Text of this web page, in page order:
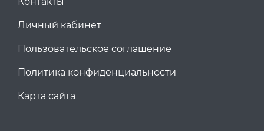
Личный кабинет
Пользовательское соглашение
Политика конфиденциальности
Карта сайта